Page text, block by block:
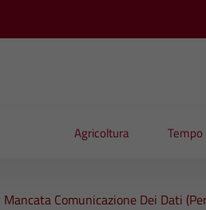
Agricoltura Tempo
Comunicazione Dei Dati